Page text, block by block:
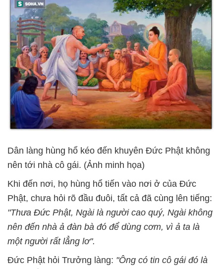
Dân làng hùng hổ kéo đến khuyên Đức Phật không
nên tới nhà cô gái. (Ảnh minh họa)
Khi đến nơi, họ hùng hổ tiến vào nơi ở của Đức
Phật, chưa hỏi rõ đầu đuôi, tất cả đã cùng lên tiếng:
"Thưa Đức Phật, Ngài là người cao quý, Ngài không
nên đến nhà ả đàn bà đó để dùng cơm, vì ả ta là
một người rất lẳng lơ".
Đức Phật hỏi Trưởng làng: "Ông có tin cô gái đó là